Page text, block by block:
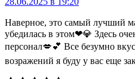
Наверное, это самый лучший
убедилась в этом❤💎 Здесь
персонал💋💕 Все безумно
возражений я буду у вас еще